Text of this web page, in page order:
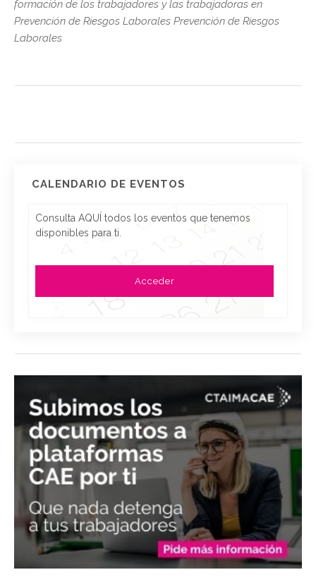
formación de los trabajadores y las trabajadoras en
Prevención de Riesgos Laborales Prevención de Riesgos
Laborales
CALENDARIO DE EVENTOS
Consulta AQUÍ todos los eventos que tenemos
disponibles para ti.
Acceder